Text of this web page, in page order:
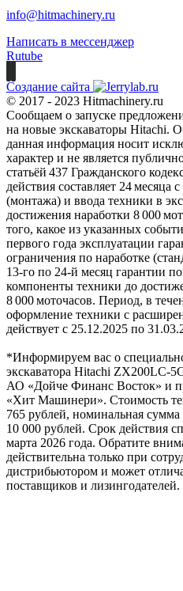
info@hitmachinery.ru
Написать в мессенджер
Rutube
Создание сайта
© 2017 - 2023 Hitmachinery.ru
Сообщаем о запуске
на новые экскаваторы Hitachi.
данная информация носит
характер и не является
статьёй 437 Гражданского
действия составляет 24 месяца
(монтажа) и ввода техники в
достижения наработки 8 000
того, какое из указанных
первого года эксплуатации
ограничения по наработке
13‑го по 24‑й месяц гарантии
компоненты техники до
8 000 моточасов. Период, в
оформление техники с
действует с 25.12.2025 по
*Информируем вас о
экскаватора Hitachi ZX200LC-
АО «Дойче Финанс Восток» и
«Хит Машинери». Стоимость
765 рублей, номинальная
10 000 рублей. Срок действия
марта 2026 года. Обратите
действительна только при
дистрибьютором и может
поставщиков и